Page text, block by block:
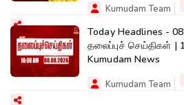
Kumudam Team
Today Headlines -
தலைப்புச் செய்திகள் |
Kumudam News
Kumudam Team